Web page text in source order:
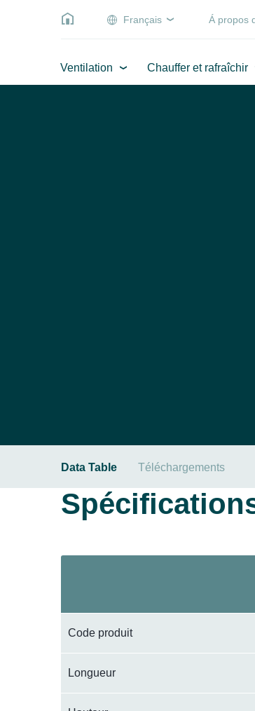
Français Á propos
Ventilation Chauffer et rafraîchir
Data Table Téléchargements
Code produit
Longueur